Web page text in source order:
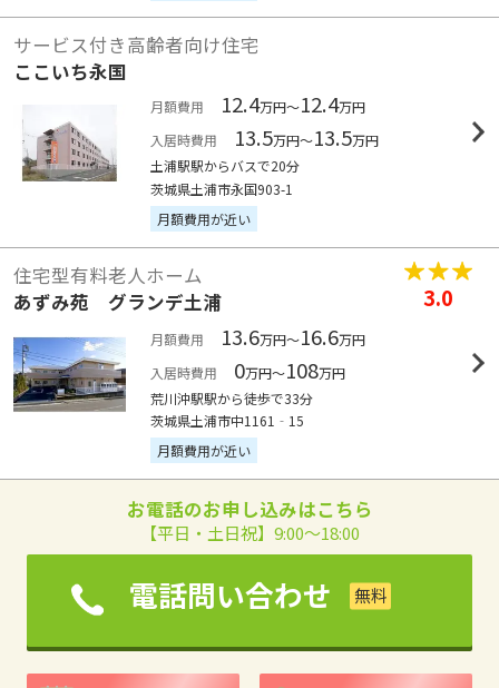
サービス付き高齢者向け住宅
ここいち永国
月額費用 12.4万円～12.4万円
入居時費用
13.5万円～13.5万円
土浦駅駅からバスで20分
茨城県土浦市永国903-1
月額費用が近い
住宅型有料老人ホーム
あずみ苑 グランデ土浦
3.0
月額費用 13.6万円～16.6万円
入居時費用
0万円～108万円
荒川沖駅駅から徒歩で33分
茨城県土浦市中1161‐15
月額費用が近い
お電話のお申し込みはこちら
【平日・土日祝】9:00～18:00
電話問い合わせ